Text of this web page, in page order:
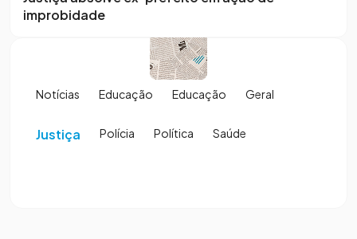
improbidade
Notícias Educação Educação Geral
Justiça Polícia Política Saúde